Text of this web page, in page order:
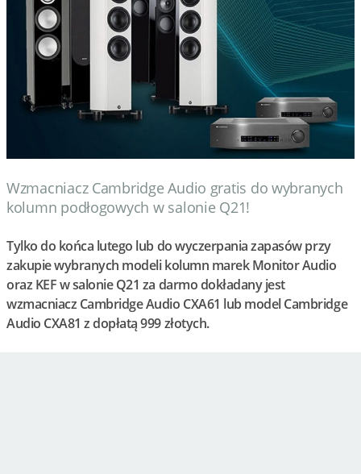
Wzmacniacz Cambridge Audio gratis do wybranych
kolumn podłogowych w salonie Q21!
Tylko do końca lutego lub do wyczerpania zapasów przy
zakupie wybranych modeli kolumn marek Monitor Audio
oraz KEF w salonie Q21 za darmo dokładany jest
wzmacniacz Cambridge Audio CXA61 lub model Cambridge
Audio CXA81 z dopłatą 999 złotych.